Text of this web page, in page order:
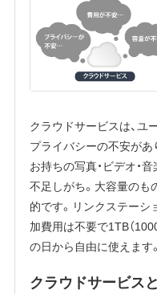
クラウドサービスは、ユ
プライバシーの不安があ
お持ちの写真・ビデオ・
不足しがち。大容量の
的です。リンクステーシ
加費用は不要で1TB（
の日から自由に使えます。
クラウドサービス